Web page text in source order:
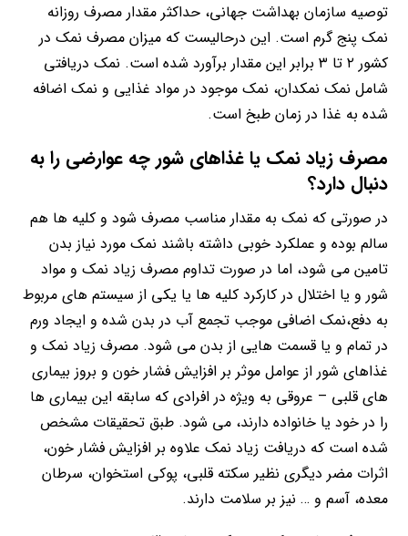
توصیه سازمان بهداشت جهانی، حداکثر مقدار مصرف روزانه
نمک پنج گرم است. این درحالیست که میزان مصرف نمک در
کشور ۲ تا ۳ برابر این مقدار برآورد شده است. نمک دریافتی
شامل نمک نمکدان، نمک موجود در مواد غذایی و نمک اضافه
شده به غذا در زمان طبخ است.
مصرف زیاد نمک یا غذاهای شور چه عوارضی را به
دنبال دارد؟
در صورتی که نمک به مقدار مناسب مصرف شود و کلیه ها هم
سالم بوده و عملکرد خوبی داشته باشند نمک مورد نیاز بدن
تامین می شود، اما در صورت تداوم مصرف زیاد نمک و مواد
شور و یا اختلال در کارکرد کلیه ها یا یکی از سیستم های مربوط
به دفع،نمک اضافی موجب تجمع آب در بدن شده و ایجاد ورم
در تمام و یا قسمت هایی از بدن می شود. مصرف زیاد نمک و
غذاهای شور از عوامل موثر بر افزایش فشار خون و بروز بیماری
های قلبی – عروقی به ویژه در افرادی که سابقه این بیماری ها
را در خود یا خانواده دارند، می شود. طبق تحقیقات مشخص
شده است که دریافت زیاد نمک علاوه بر افزایش فشار خون،
اثرات مضر دیگری نظیر سکته قلبی، پوکی استخوان، سرطان
معده، آسم و … نیز بر سلامت دارند.